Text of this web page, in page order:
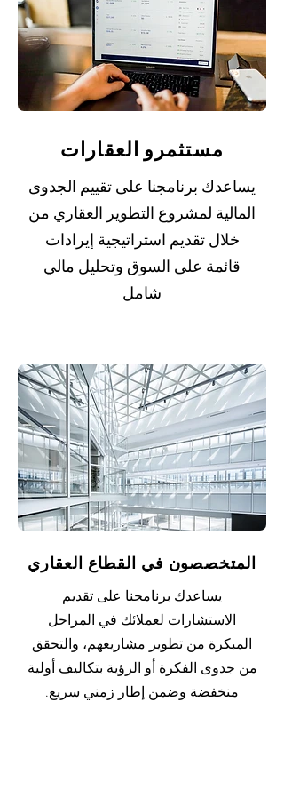
مستثمرو العقارات
يساعدك برنامجنا على تقييم الجدوى
المالية لمشروع التطوير العقاري من
خلال تقديم استراتيجية إيرادات
قائمة على السوق وتحليل مالي
شامل
المتخصصون في القطاع العقاري
يساعدك برنامجنا على تقديم
الاستشارات لعملائك في المراحل
المبكرة من تطوير مشاريعهم، والتحقق
من جدوى الفكرة أو الرؤية بتكاليف أولية
منخفضة وضمن إطار زمني سريع.